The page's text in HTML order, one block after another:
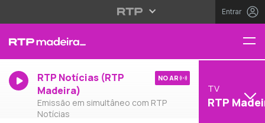
Entrar
RTP Notícias (RTP
Madeira)
Emissão em simultâneo com RTP
Notícias
NO AR
TV
RTP